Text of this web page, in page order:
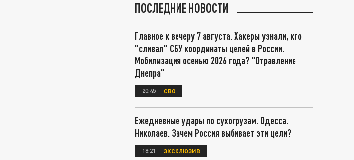
ПОСЛЕДНИЕ НОВОСТИ
Главное к вечеру 7 августа. Хакеры узнали, кто
"сливал" СБУ координаты целей в России.
Мобилизация осенью 2026 года? "Отравление
Днепра"
20:45 СВО
Ежедневные удары по сухогрузам. Одесса.
Николаев. Зачем Россия выбивает эти цели?
18:21 ЭКСКЛЮЗИВ